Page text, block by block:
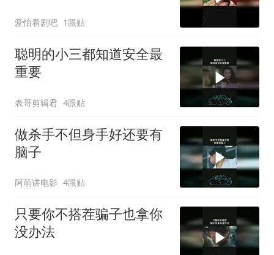
爱怡看剧吧 1跟贴
聪明的小三都知道安全最
重要
表哥剪辑君 4跟贴
做杀手不但身手好还要有
脑子
阿萌讲电影 4跟贴
只要你不搭茬骗子也拿你
没办法